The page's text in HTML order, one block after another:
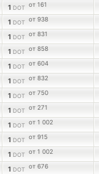
1 DOT от 161
1 DOT от 938
1 DOT от 831
1 DOT от 858
1 DOT от 604
1 DOT от 832
1 DOT от 750
1 DOT от 271
1 DOT от 1 002
1 DOT от 915
1 DOT от 1 002
1 DOT от 676